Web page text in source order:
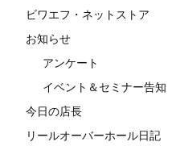
ビワエフ・ネットストア
お知らせ
アンケート
イベント＆セミナー告知
今日の店長
リールオーバーホール日記